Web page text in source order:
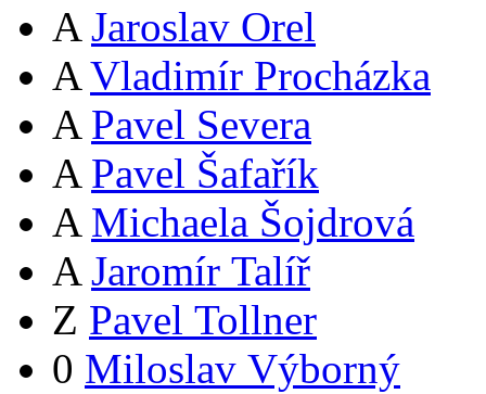
A Jaroslav Orel
A Vladimír Procházka
A Pavel Severa
A Pavel Šafařík
A Michaela Šojdrová
A Jaromír Talíř
Z Pavel Tollner
0 Miloslav Výborný